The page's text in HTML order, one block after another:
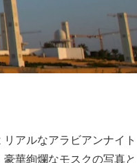
アルなアラビアンナイト
華絢爛なモスクの写真と